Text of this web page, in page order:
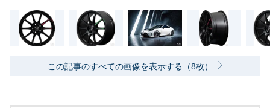
この記事のすべての画像を表示する（8枚）